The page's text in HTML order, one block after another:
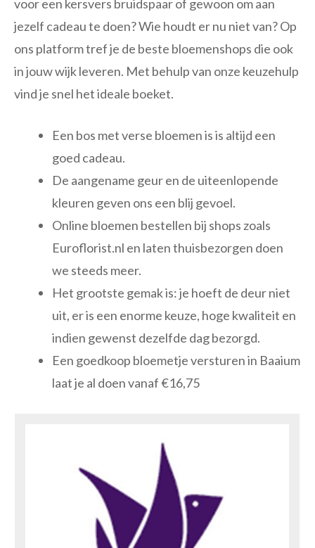
voor een kersvers bruidspaar of gewoon om aan
jezelf cadeau te doen? Wie houdt er nu niet van? Op
ons platform tref je de beste bloemenshops die ook
in jouw wijk leveren. Met behulp van onze keuzehulp
vind je snel het ideale boeket.
Een bos met verse bloemen is is altijd een
goed cadeau.
De aangename geur en de uiteenlopende
kleuren geven ons een blij gevoel.
Online bloemen bestellen bij shops zoals
Euroflorist.nl en laten thuisbezorgen doen
we steeds meer.
Het grootste gemak is: je hoeft de deur niet
uit, er is een enorme keuze, hoge kwaliteit en
indien gewenst dezelfde dag bezorgd.
Een goedkoop bloemetje versturen in Baaium
laat je al doen vanaf €16,75